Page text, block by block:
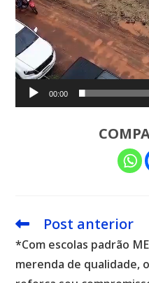
00:00
Leia
artigos
Post anterior
*Com escolas padrão
merenda de qualidade,